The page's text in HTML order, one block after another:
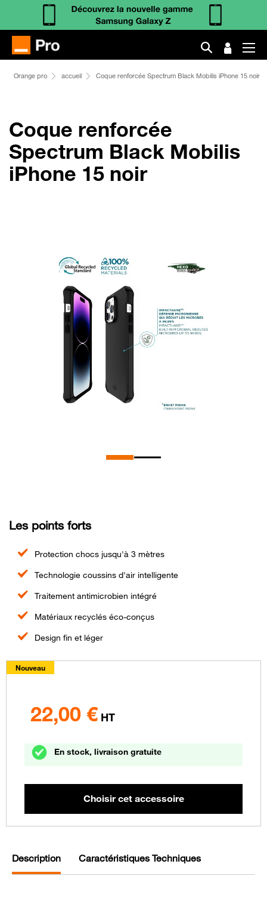
Orange pro accueil Coque renforcée Spectrum Black Mobilis iPhone 15 noir
Coque renforcée
Spectrum Black Mobilis
iPhone 15 noir
Les points forts
Protection chocs jusqu'à 3 mètres
Technologie coussins d'air intelligente
Traitement antimicrobien intégré
Matériaux recyclés éco-conçus
Design fin et léger
Nouveau
22,00 € HT
En stock, livraison gratuite
Description Caractéristiques Techniques